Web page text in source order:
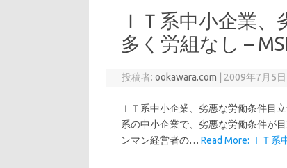
ＩＴ系中小企業
多く労組なし –
投稿者:ookawara.com 2009年7月5日
ＩＴ系中小企業、劣悪な労働条件目
系の中小企業で、劣悪な労働条件が
ンマン経営者の… Read More: ＩＴ